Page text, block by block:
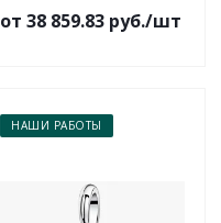
от 38 859.83 руб./шт
НАШИ РАБОТЫ